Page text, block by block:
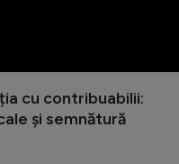
cu contribuabilii:
și semnătură